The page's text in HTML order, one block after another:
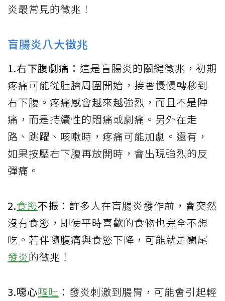
炎最常見的徵兆！
盲腸炎八大徵兆
1.右下腹劇痛： 這是盲腸炎的關鍵徵兆，初期
疼痛可能從肚臍周圍開始，接著慢慢轉移到
右下腹。疼痛感會越來越強烈，而且不是陣
痛，而是持續性的悶痛或劇痛。另外在走
路、跳躍、咳嗽時，疼痛可能加劇。還有，
如果按壓右下腹再放開時，會出現強烈的反
彈痛。
2.食慾不振： 許多人在盲腸炎發作前，會突然
沒有食慾，即使平時喜歡的食物也完全不想
吃。若伴隨腹痛與食慾下降，可能就是闌尾
發炎的徵兆！
3.噁心嘔吐 ： 發炎刺激到腸胃，可能會引起輕